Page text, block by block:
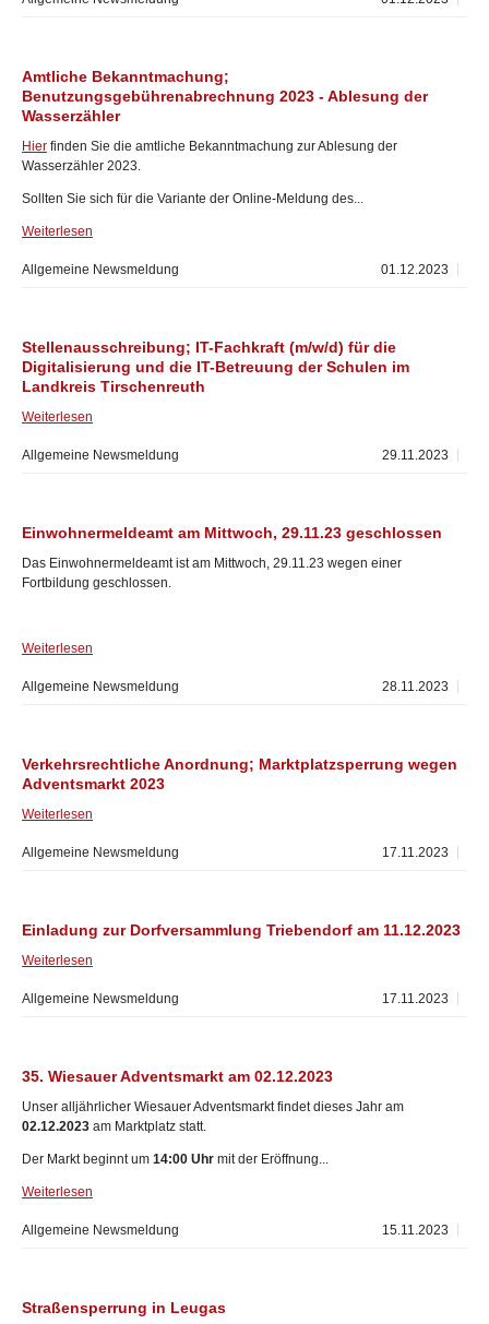
Amtliche Bekanntmachung;
Benutzungsgebührenabrechnung 2023 - Ablesung der
Wasserzähler
Hier finden Sie die amtliche Bekanntmachung zur Ablesung der
Wasserzähler 2023.
Sollten Sie sich für die Variante der Online-Meldung des...
Weiterlesen
01.12.2023
Allgemeine Newsmeldung
Stellenausschreibung; IT-Fachkraft (m/w/d) für die
Digitalisierung und die IT-Betreuung der Schulen im
Landkreis Tirschenreuth
Weiterlesen
29.11.2023
Allgemeine Newsmeldung
Einwohnermeldeamt am Mittwoch, 29.11.23 geschlossen
Das Einwohnermeldeamt ist am Mittwoch, 29.11.23 wegen einer
Fortbildung geschlossen.
Weiterlesen
28.11.2023
Allgemeine Newsmeldung
Verkehrsrechtliche Anordnung; Marktplatzsperrung wegen
Adventsmarkt 2023
Weiterlesen
17.11.2023
Allgemeine Newsmeldung
Einladung zur Dorfversammlung Triebendorf am 11.12.2023
Weiterlesen
17.11.2023
Allgemeine Newsmeldung
35. Wiesauer Adventsmarkt am 02.12.2023
Unser alljährlicher Wiesauer Adventsmarkt findet dieses Jahr am
02.12.2023 am Marktplatz statt.
Der Markt beginnt um 14:00 Uhr mit der Eröffnung...
Weiterlesen
15.11.2023
Allgemeine Newsmeldung
Straßensperrung in Leugas